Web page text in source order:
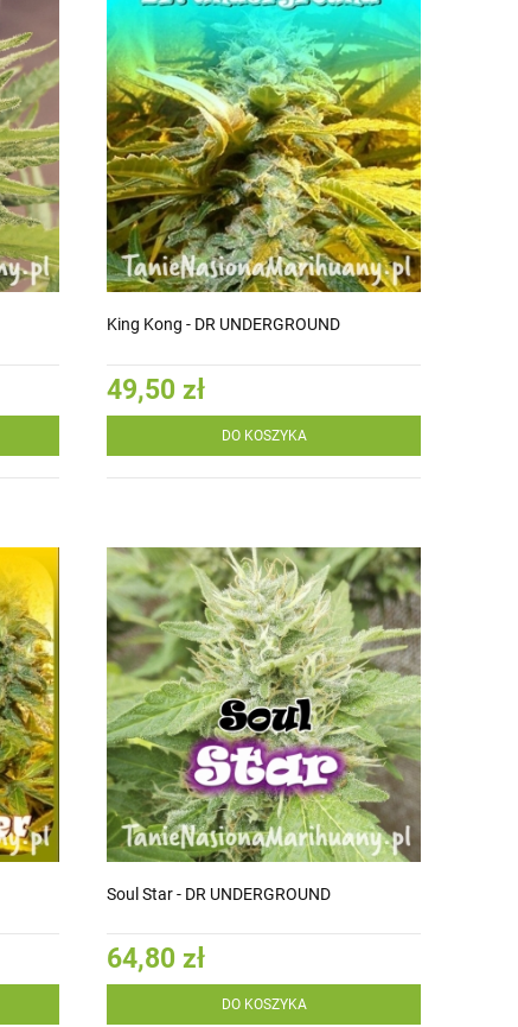
King Kong - DR UNDERGROUND
49,50 zł
DO KOSZYKA
Soul Star - DR UNDERGROUND
64,80 zł
DO KOSZYKA